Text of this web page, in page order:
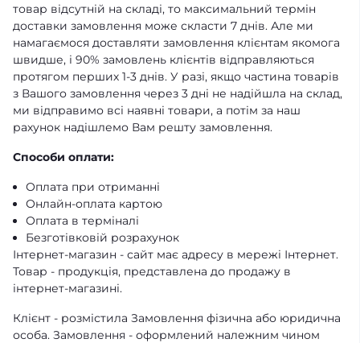
товар відсутній на складі, то максимальний термін
доставки замовлення може скласти 7 днів. Але ми
намагаємося доставляти замовлення клієнтам якомога
швидше, і 90% замовлень клієнтів відправляються
протягом перших 1-3 днів. У разі, якщо частина товарів
з Вашого замовлення через 3 дні не надійшла на склад,
ми відправимо всі наявні товари, а потім за наш
рахунок надішлемо Вам решту замовлення.
Способи оплати:
Оплата при отриманні
Онлайн-оплата картою
Оплата в терміналі
Безготівковій розрахунок
Інтернет-магазин - сайт має адресу в мережі Інтернет.
Товар - продукція, представлена ​​до продажу в
інтернет-магазині.
Клієнт - розмістила Замовлення фізична або юридична
особа. Замовлення - оформлений належним чином